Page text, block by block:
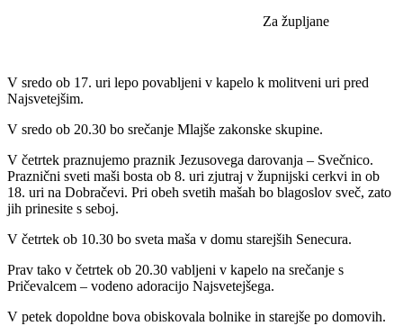
Za župljane
V sredo ob 17. uri lepo povabljeni v kapelo k molitveni uri pred
Najsvetejšim.
V sredo ob 20.30 bo srečanje Mlajše zakonske skupine.
V četrtek praznujemo praznik Jezusovega darovanja – Svečnico.
Praznični sveti maši bosta ob 8. uri zjutraj v župnijski cerkvi in ob
18. uri na Dobračevi. Pri obeh svetih mašah bo blagoslov sveč, zato
jih prinesite s seboj.
V četrtek ob 10.30 bo sveta maša v domu starejših Senecura.
Prav tako v četrtek ob 20.30 vabljeni v kapelo na srečanje s
Pričevalcem – vodeno adoracijo Najsvetejšega.
V petek dopoldne bova obiskovala bolnike in starejše po domovih.